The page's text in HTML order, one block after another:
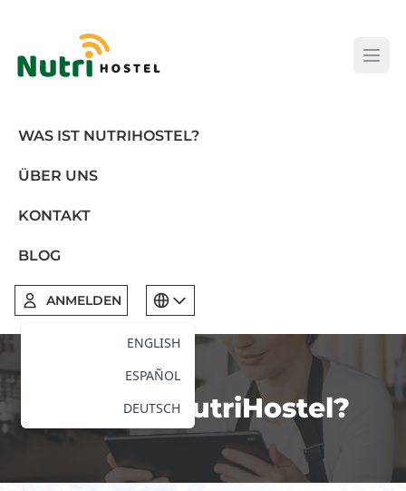
WAS IST NUTRIHOSTEL?
ÜBER UNS
KONTAKT
BLOG
ANMELDEN
ENGLISH
ESPAÑOL
DEUTSCH
Was ist NutriHostel?